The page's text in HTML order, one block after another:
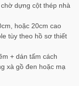
dựng cột thép nhà
hoặc 20cm cao
tùy theo hồ sơ thiết
+ dán tấm cách
xà gồ đen hoặc mạ